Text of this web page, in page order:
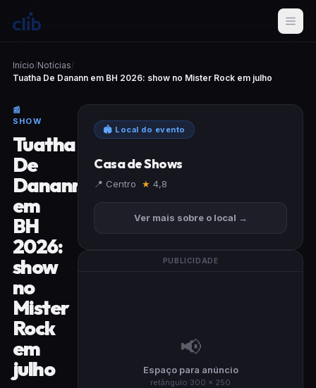
Início/Notícias/
Tuatha De Danann em BH 2026: show no Mister Rock em julho
📰
SHOW
Tuatha
De
Danann
em
BH
2026:
show
no
Mister
Rock
em
julho
🏟 Local do evento
Casa de Shows
📍 Centro ★ 4,8
Ver mais sobre o local →
PUBLICIDADE
📢
Espaço para anúncio
retângulo 300 × 250